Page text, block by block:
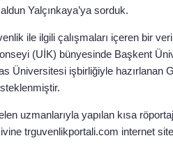
Yalçınkaya’ya sorduk.
ile ilgili çalışmaları içeren bir
(UİK) bünyesinde Başkent
Üniversitesi işbirliğiyle hazırlanan
uzmanlarıyla yapılan kısa
trguvenlikportali.com internet